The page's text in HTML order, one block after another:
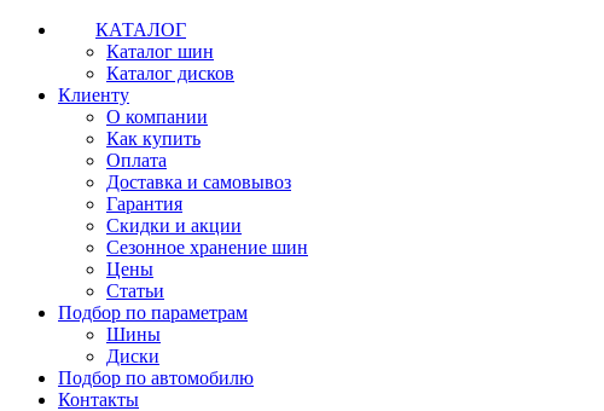
КАТАЛОГ
Каталог шин
Каталог дисков
Клиенту
О компании
Как купить
Оплата
Доставка и самовывоз
Гарантия
Скидки и акции
Сезонное хранение шин
Цены
Статьи
Подбор по параметрам
Шины
Диски
Подбор по автомобилю
Контакты